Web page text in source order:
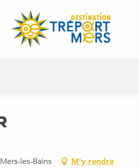
les-Bains M'y rendre